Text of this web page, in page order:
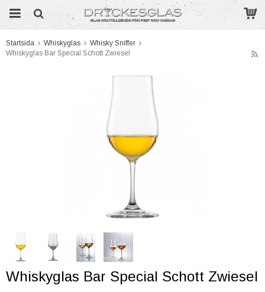
Produkten har blivit tillagd i varukorgen
Startsida Whiskyglas
Whisky Sniffer
Whiskyglas Bar Special Schott Zwiesel
Whiskyglas Bar Special Schott Zwiesel